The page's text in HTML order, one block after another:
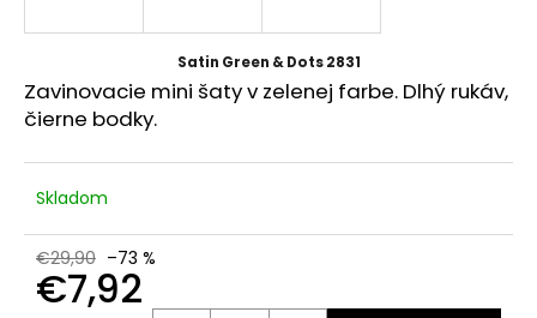
Satin Green & Dots 2831
Zavinovacie mini šaty v zelenej farbe. Dlhý rukáv,
čierne bodky.
Skladom
€29,90 –73 %
€7,92
d
o
r
ú
č
a
e